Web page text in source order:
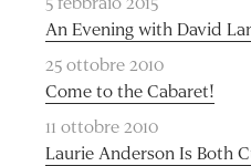
An Evening with David
25 ottobre 2010
Come to the Cabaret!
11 ottobre 2010
Laurie Anderson Is Both